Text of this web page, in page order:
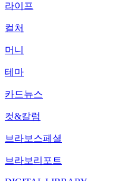
라이프
컬처
머니
테마
카드뉴스
컷&칼럼
브라보스페셜
브라보리포트